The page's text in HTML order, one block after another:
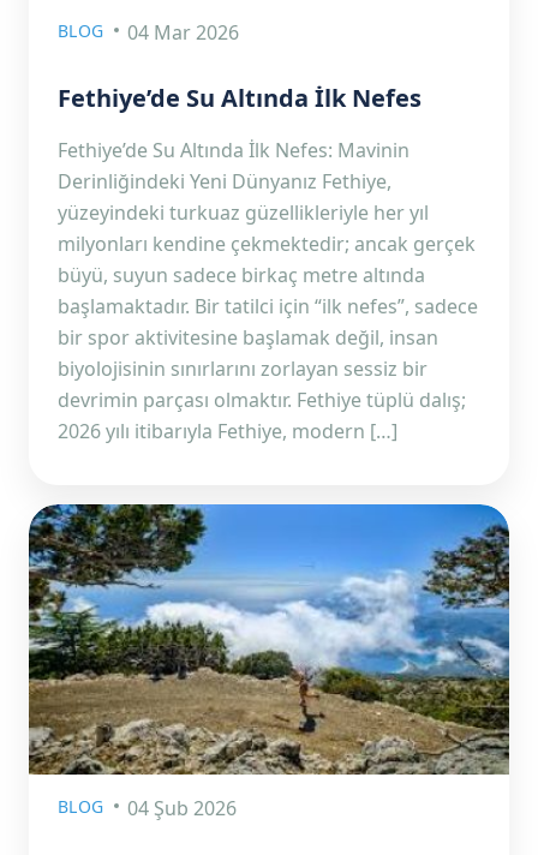
BLOG 04 Mar 2026
Fethiye’de Su Altında İlk Nefes
Fethiye’de Su Altında İlk Nefes: Mavinin
Derinliğindeki Yeni Dünyanız Fethiye,
yüzeyindeki turkuaz güzellikleriyle her yıl
milyonları kendine çekmektedir; ancak gerçek
büyü, suyun sadece birkaç metre altında
başlamaktadır. Bir tatilci için “ilk nefes”, sadece
bir spor aktivitesine başlamak değil, insan
biyolojisinin sınırlarını zorlayan sessiz bir
devrimin parçası olmaktır. Fethiye tüplü dalış;
2026 yılı itibarıyla Fethiye, modern […]
BLOG 04 Şub 2026